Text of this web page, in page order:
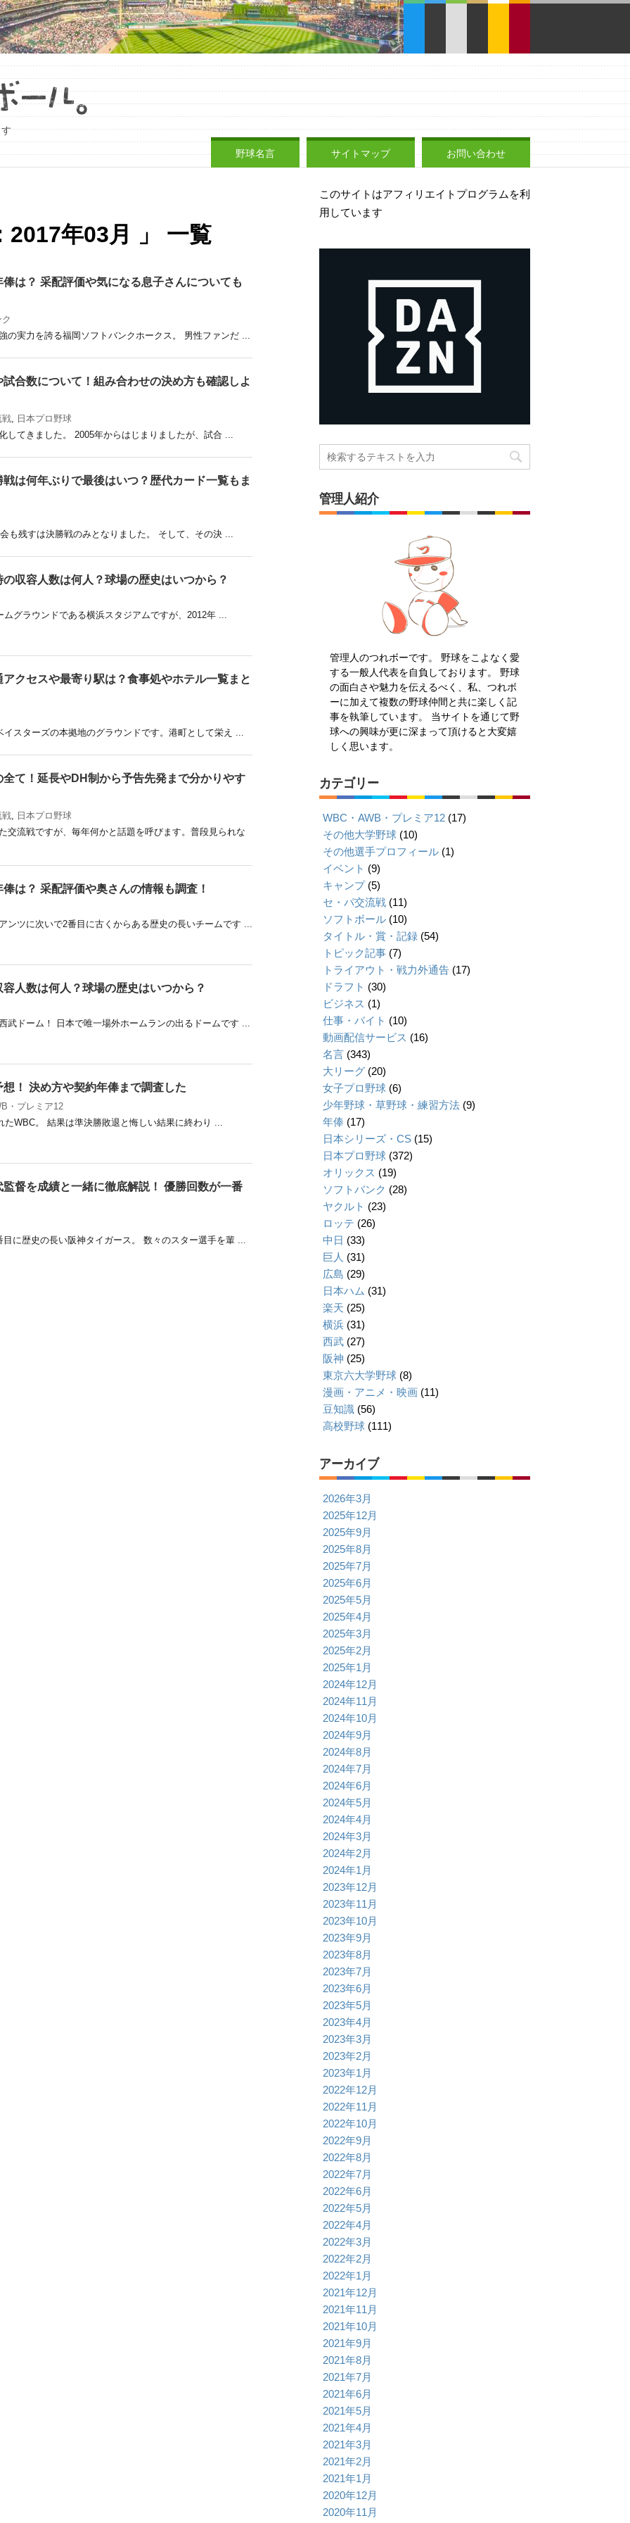
野球名言 サイトマップ お問い合わせ
2017年03月 」 一覧
は？ 采配評価や気になる息子さんについても
の実力を誇る福岡ソフトバンクホークス。 男性ファンだ ...
合数について！組み合わせの決め方も確認しよ
戦
日本プロ野球
してきました。 2005年からはじまりましたが、試合 ...
は何年ぶりで最後はいつ？歴代カード一覧もま
も残すは決勝戦のみとなりました。 そして、その決 ...
収容人数は何人？球場の歴史はいつから？
グラウンドである横浜スタジアムですが、2012年 ...
クセスや最寄り駅は？食事処やホテル一覧まと
スターズの本拠地のグラウンドです。港町として栄え ...
て！延長やDH制から予告先発まで分かりやす
戦
日本プロ野球
交流戦ですが、毎年何かと話題を呼びます。普段見られな
は？ 采配評価や奥さんの情報も調査！
ンツに次いで2番目に古くからある歴史の長いチームです ...
人数は何人？球場の歴史はいつから？
武ドーム！ 日本で唯一場外ホームランの出るドームです ...
！ 決め方や契約年俸まで調査した
・プレミア12
WBC。 結果は準決勝敗退と悔しい結果に終わり ...
監督を成績と一緒に徹底解説！ 優勝回数が一番
に歴史の長い阪神タイガース。 数々のスター選手を輩 ...
このサイトはアフィリエイトプログラムを利
用しています
管理人紹介
管理人のつれボーです。 野球をこよなく愛
する一般人代表を自負しております。 野球
の面白さや魅力を伝えるべく、私、つれボ
ーに加えて複数の野球仲間と共に楽しく記
事を執筆しています。 当サイトを通じて野
球への興味が更に深まって頂けると大変嬉
しく思います。
カテゴリー
WBC・AWB・プレミア12 (17)
その他大学野球 (10)
その他選手プロフィール (1)
イベント (9)
キャンプ(5)
セ・パ交流戦 (11)
ソフトボール (10)
タイトル・賞・記録 (54)
トピック記事 (7)
トライアウト・戦力外通告 (17)
ドラフト (30)
ビジネス (1)
仕事・バイト (10)
動画配信サービス (16)
名言 (343)
大リーグ (20)
女子プロ野球 (6)
少年野球・草野球・練習方法 (9)
年俸 (17)
日本シリーズ・CS (15)
日本プロ野球 (372)
オリックス (19)
ソフトバンク (28)
ヤクルト (23)
ロッテ (26)
中日 (33)
巨人 (31)
広島 (29)
日本ハム (31)
楽天 (25)
横浜 (31)
西武 (27)
阪神 (25)
東京六大学野球 (8)
漫画・アニメ・映画 (11)
豆知識 (56)
高校野球 (111)
アーカイブ
2026年3月
2025年12月
2025年9月
2025年8月
2025年7月
2025年6月
2025年5月
2025年4月
2025年3月
2025年2月
2025年1月
2024年12月
2024年11月
2024年10月
2024年9月
2024年8月
2024年7月
2024年6月
2024年5月
2024年4月
2024年3月
2024年2月
2024年1月
2023年12月
2023年11月
2023年10月
2023年9月
2023年8月
2023年7月
2023年6月
2023年5月
2023年4月
2023年3月
2023年2月
2023年1月
2022年12月
2022年11月
2022年10月
2022年9月
2022年8月
2022年7月
2022年6月
2022年5月
2022年4月
2022年3月
2022年2月
2022年1月
2021年12月
2021年11月
2021年10月
2021年9月
2021年8月
2021年7月
2021年6月
2021年5月
2021年4月
2021年3月
2021年2月
2021年1月
2020年12月
2020年11月